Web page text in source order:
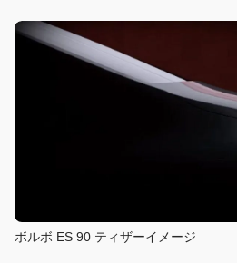
ボルボ ES 90 ティザーイメージ